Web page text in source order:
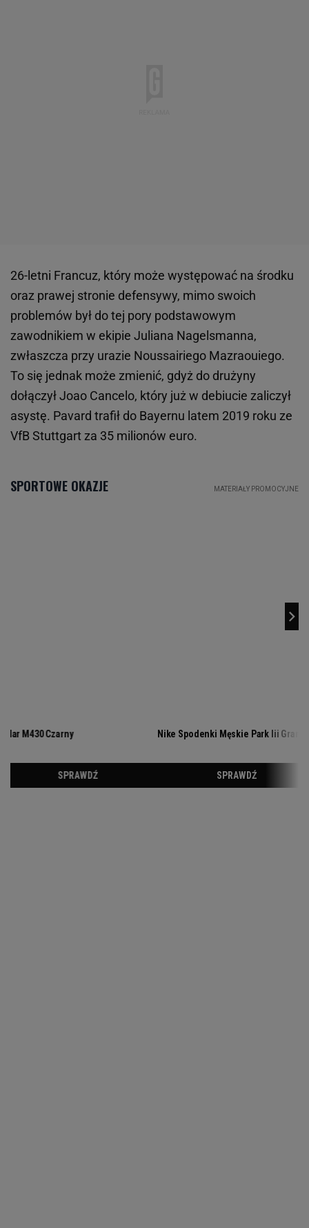
26-letni Francuz, który może występować na środku
oraz prawej stronie defensywy, mimo swoich
problemów był do tej pory podstawowym
zawodnikiem w ekipie Juliana Nagelsmanna,
zwłaszcza przy urazie Noussairiego Mazraouiego.
To się jednak może zmienić, gdyż do drużyny
dołączył Joao Cancelo, który już w debiucie zaliczył
asystę. Pavard trafił do Bayernu latem 2019 roku ze
VfB Stuttgart za 35 milionów euro.